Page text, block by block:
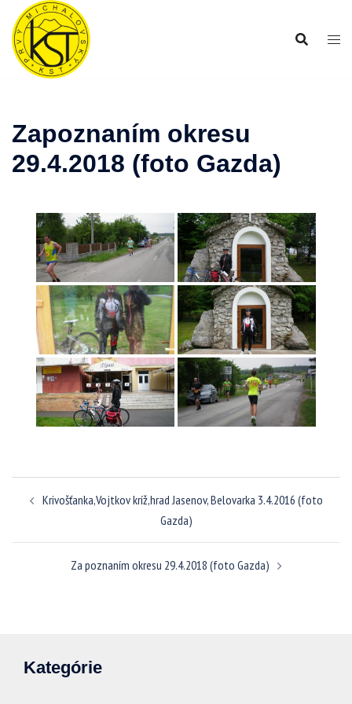
Preskočiť
obsah
Zapoznaním okresu
29.4.2018 (foto Gazda)
článkami
Krivošťanka,​Vojtkov kríž,hrad Jasenov, Belovarka 3.4.2016 (foto
Gazda)
Za poznaním okresu 29.4.2018 (foto Gazda)
Kategórie